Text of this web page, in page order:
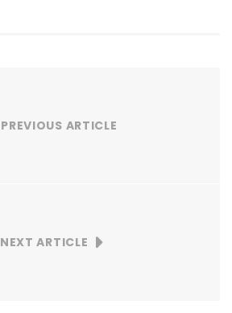
PREVIOUS ARTICLE
NEXT ARTICLE